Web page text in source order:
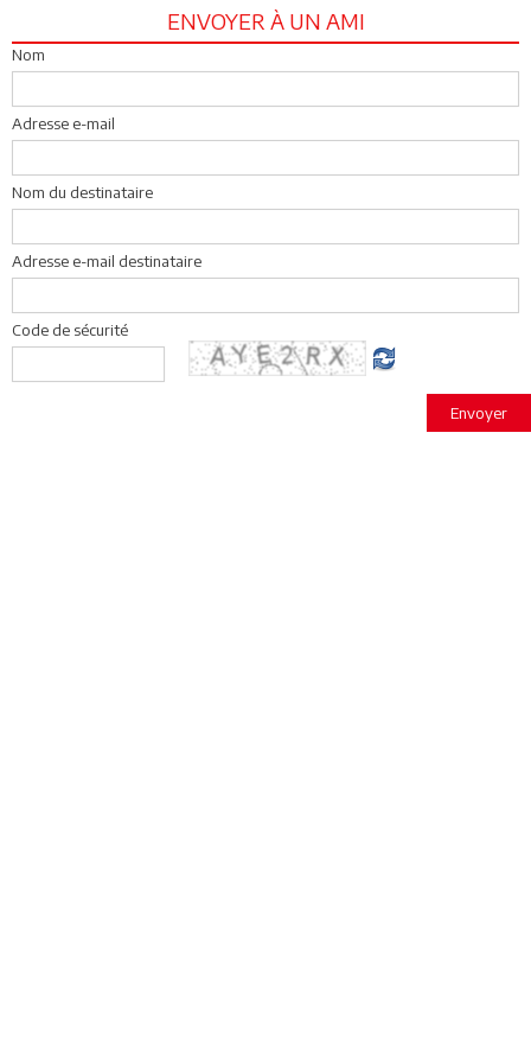
ENVOYER À UN AMI
Nom
Adresse e-mail
Nom du destinataire
Adresse e-mail destinataire
Code de sécurité
Envoyer